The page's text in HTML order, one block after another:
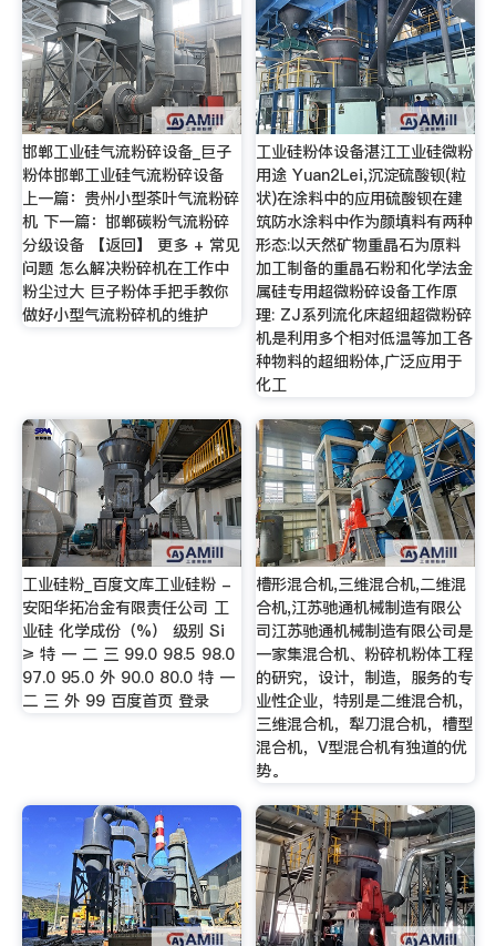
邯郸工业硅气流粉碎设备_巨子
粉体邯郸工业硅气流粉碎设备
上一篇：贵州小型茶叶气流粉碎
机 下一篇：邯郸碳粉气流粉碎
分级设备 【返回】 更多 + 常见
问题 怎么解决粉碎机在工作中
粉尘过大 巨子粉体手把手教你
做好小型气流粉碎机的维护
工业硅粉体设备湛江工业硅微粉
用途 Yuan2Lei,沉淀硫酸钡(粒
状)在涂料中的应用硫酸钡在建
筑防水涂料中作为颜填料有两种
形态:以天然矿物重晶石为原料
加工制备的重晶石粉和化学法金
属硅专用超微粉碎设备工作原
理: ZJ系列流化床超细超微粉碎
机是利用多个相对低温等加工各
种物料的超细粉体,广泛应用于
化工
工业硅粉_百度文库工业硅粉 -
安阳华拓冶金有限责任公司 工
业硅 化学成份（%） 级别 Si
≥ 特 一 二 三 99.0 98.5 98.0
97.0 95.0 外 90.0 80.0 特 一
二 三 外 99 百度首页 登录
槽形混合机,三维混合机,二维混
合机,江苏驰通机械制造有限公
司江苏驰通机械制造有限公司是
一家集混合机、粉碎机粉体工程
的研究，设计，制造，服务的专
业性企业，特别是二维混合机，
三维混合机，犁刀混合机，槽型
混合机，V型混合机有独道的优
势。